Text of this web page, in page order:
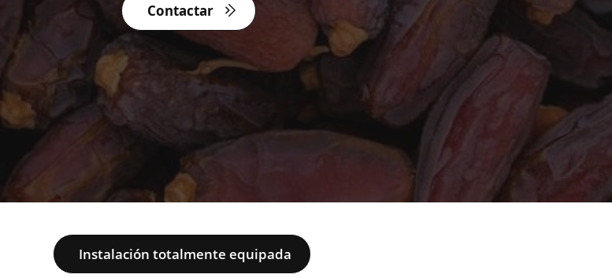
Contactar
Instalación totalmente equipada